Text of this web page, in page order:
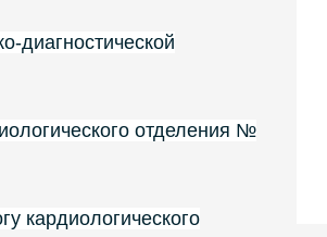
диагностической
отделения №
кардиологического